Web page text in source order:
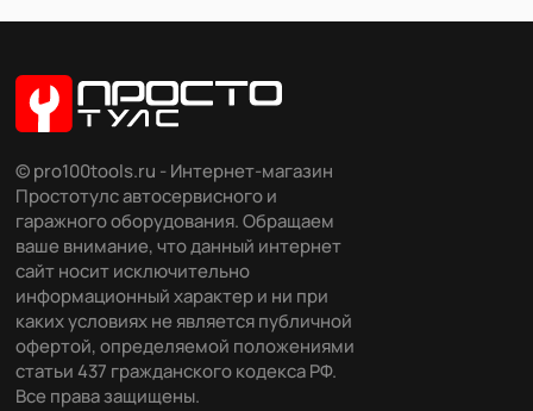
© pro100tools.ru - Интернет-магазин
Простотулс автосервисного и
гаражного оборудования. Обращаем
ваше внимание, что данный интернет
сайт носит исключительно
информационный характер и ни при
каких условиях не является публичной
офертой, определяемой положениями
статьи 437 гражданского кодекса РФ.
Все права защищены.